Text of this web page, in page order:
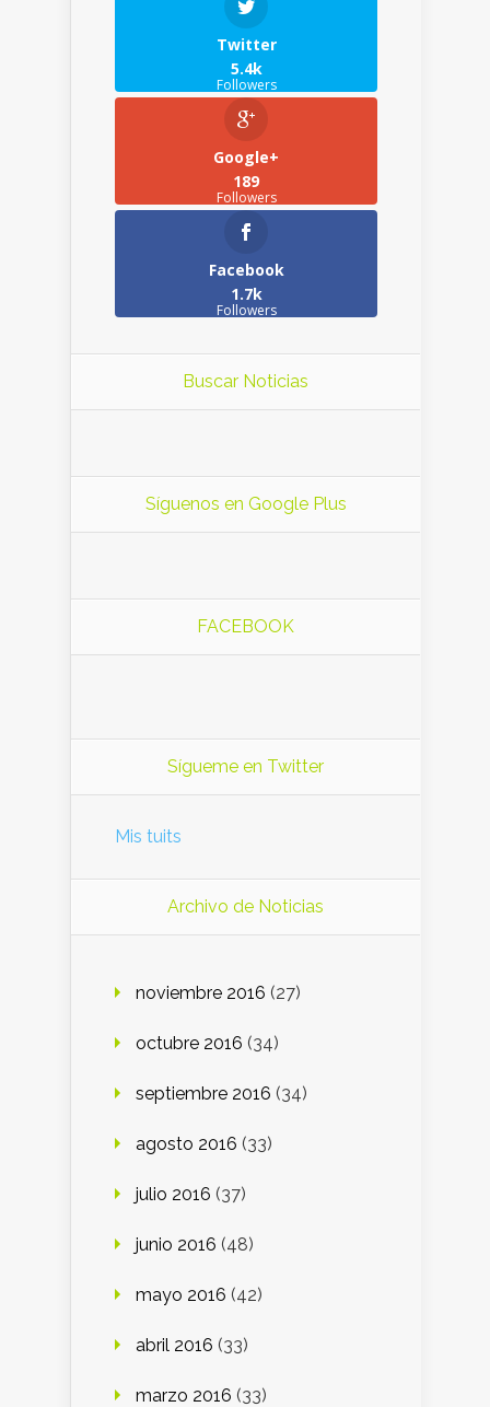
Twitter
5.4k
Followers
Google+
189
Followers
Facebook
1.7k
Followers
Buscar Noticias
Síguenos en Google Plus
FACEBOOK
Sígueme en Twitter
Mis tuits
Archivo de Noticias
noviembre 2016 (27)
octubre 2016 (34)
septiembre 2016 (34)
agosto 2016 (33)
julio 2016 (37)
junio 2016 (48)
mayo 2016 (42)
abril 2016 (33)
marzo 2016 (33)